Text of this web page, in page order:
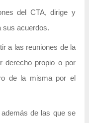
del CTA, dirige y
sus acuerdos.
a las reuniones de la
derecho propio o por
de la misma por el
además de las que se